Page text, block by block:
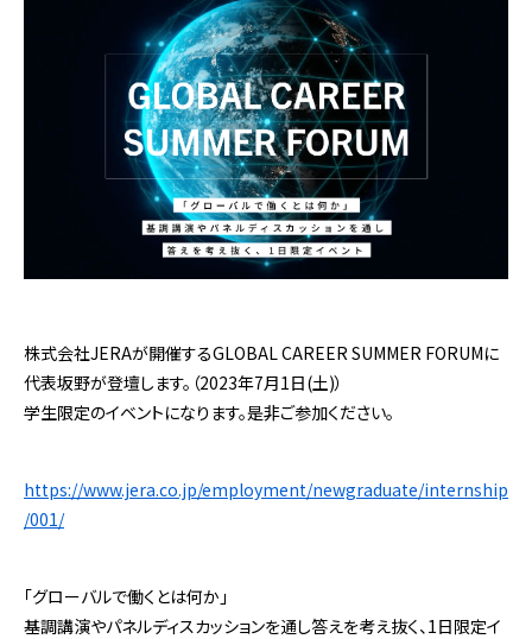
株式会社JERAが開催するGLOBAL CAREER SUMMER FORUMに
代表坂野が登壇します。（2023年7月1日(土)）
学生限定のイベントになります。是非ご参加ください。
https://www.jera.co.jp/employment/newgraduate/internship
/001/
「グローバルで働くとは何か」
基調講演やパネルディスカッションを通し答えを考え抜く、1日限定イ